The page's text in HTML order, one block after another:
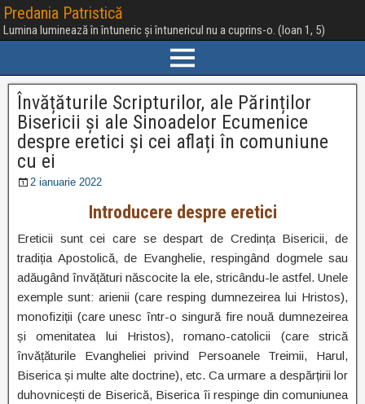
Predania Patristică
Lumina luminează în întuneric și întunericul nu a cuprins-o. (Ioan 1, 5)
Învățăturile Scripturilor, ale Părinților
Bisericii și ale Sinoadelor Ecumenice
despre eretici și cei aflați în comuniune
cu ei
2 ianuarie 2022
Introducere despre eretici
Ereticii sunt cei care se despart de Credința Bisericii, de
tradiția Apostolică, de Evanghelie, respingând dogmele sau
adăugând învățături născocite la ele, stricându-le astfel. Unele
exemple sunt: arienii (care resping dumnezeirea lui Hristos),
monofiziții (care unesc într-o singură fire nouă dumnezeirea
și omenitatea lui Hristos), romano-catolicii (care strică
învățăturile Evangheliei privind Persoanele Treimii, Harul,
Biserica și multe alte doctrine), etc. Ca urmare a despărțirii lor
duhovnicești de Biserică, Biserica îi respinge din comuniunea